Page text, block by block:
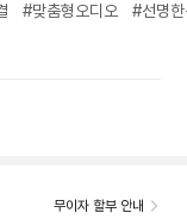
#맞춤형오디오
#선명
무이자 할부 안내